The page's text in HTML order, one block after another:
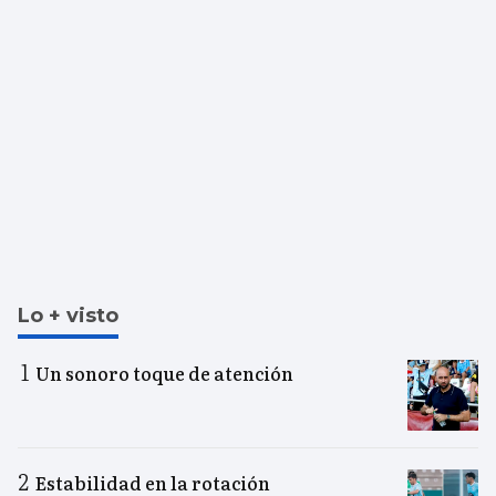
Lo + visto
Un sonoro toque de atención
Estabilidad en la rotación